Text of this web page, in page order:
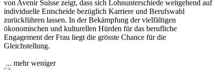
von Avenir Suisse zeigt, dass sich Lohnunterschiede weitgehend auf
individuelle Entscheide bezüglich Karriere und Berufswahl
zurückführen lassen. In der Bekämpfung der vielfältigen
ökonomischen und kulturellen Hürden für das berufliche
Engagement der Frau liegt die grösste Chance für die
Gleichstellung.
... mehrweniger